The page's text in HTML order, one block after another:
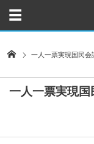
一人一票実現国民
一人一票実現